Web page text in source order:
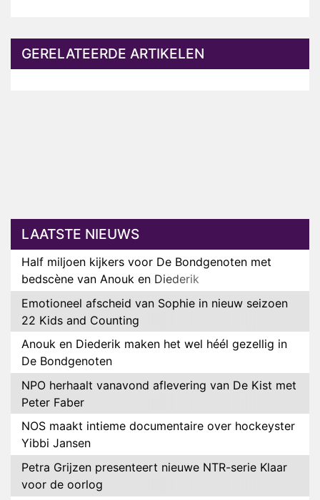
GERELATEERDE ARTIKELEN
LAATSTE NIEUWS
Half miljoen kijkers voor De Bondgenoten met
bedscène van Anouk en Diederik
Emotioneel afscheid van Sophie in nieuw seizoen
22 Kids and Counting
Anouk en Diederik maken het wel héél gezellig in
De Bondgenoten
NPO herhaalt vanavond aflevering van De Kist met
Peter Faber
NOS maakt intieme documentaire over hockeyster
Yibbi Jansen
Petra Grijzen presenteert nieuwe NTR-serie Klaar
voor de oorlog